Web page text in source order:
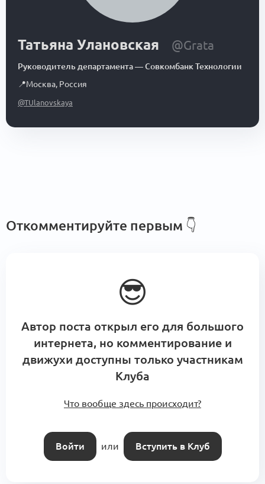
Татьяна Улановская @Grata
Руководитель департамента—Совкомбанк Технологии
📍Москва, Россия
@TUlanovskaya
Откомментируйте первым 👇
😎
Автор поста открыл его для большого
интернета, но комментирование и
движухи доступны только участникам
Клуба
Что вообще здесь происходит?
Войти или Вступить в Клуб